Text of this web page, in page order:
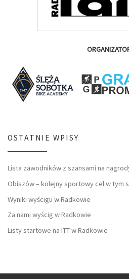
OSTATNIE WPISY
Lista zawodników z szansami na
Obiszów – kolejny sportowy cel w tym
Wyniki wyścigu w Radkowie
Za nami wyścig w Radkowie
Listy startowe na ITT w Radkowie